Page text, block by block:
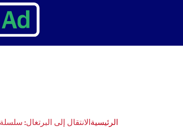
الرئيسيةالانتقال إلى البرتغال: سلسلة